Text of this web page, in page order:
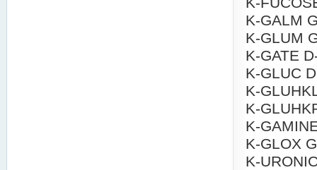
K-GALM
K-GLUM
K-GATE
K-GLUC
K-
K-
K-
K-GLOX
K-